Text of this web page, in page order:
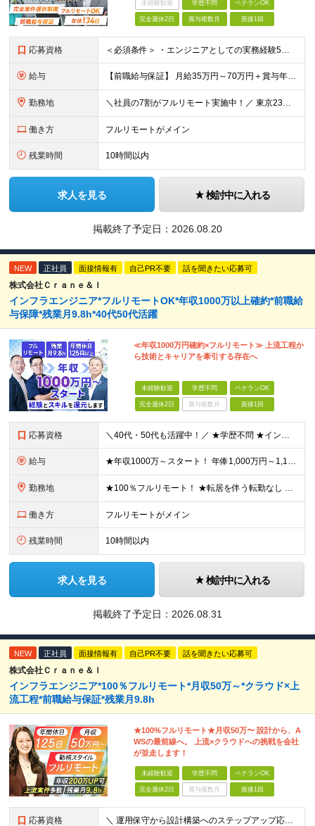
未経験歓迎 学歴不問 ベテランOK
完全週休2日 賞与複数月 面接1回
応募資格 ＜必須条件＞ ・エンジニアとしての実務経験5年以上 ＜尚可条件＞ ・PM、PL経験 ・後輩指導やチームリーダーなど、何らかのリード経験 ※リーダー未経験の方のご応募も大歓迎です！ポテンシャル採用を
給与 【前職給与保証】 月給35万円～70万円＋賞与年2回＋各種手当 ※前職の給与・スキル・経験を考慮の上、決定いたします。 ※月給には固定残業代（月30時間分／5万円～10万円）を含みます。超過分は別途
勤務地 ＼社員の7割がフルリモート実施中！／ 東京23区内など1都3県を中心としたプロジェクト先での勤務となります。 ※勤務地は希望を考慮します ≪本社≫ 東京都渋谷区恵比寿南1丁目3番7号 隅越ビル5階
働き方 フルリモートがメイン
残業時間 10時間以内
求人を見る 検討中に入れる
掲載終了予定日： 2026.08.20
NEW 正社員 面接情報有 自己PR不要 話を聞きたい応募可
株式会社Ｃｒａｎｅ＆Ｉ
インフラエンジニア*フルリモートOK*年収1000万以上確約*前職給
与保障*残業月9.8h*40代50代活躍
≪年収1000万円確約×フルリモート≫ 上流工程か
ら技術とキャリアを牽引する存在へ
未経験歓迎 学歴不問 ベテランOK
完全週休2日 賞与複数月 面接1回
応募資格 ＼40代・50代も活躍中！／ ★学歴不問 ★インフラエンジニアの経験を5年以上お持ちの方 ≪こんな方にピッタリです！≫ ◎自身の市場価値を正当に評価してほしい ◎今より年収をアップさせたい ◎多彩な
給与 ★年収1000万～スタート！ 年俸1,000万円～1,162万8,000円（12分割） ※経験・スキルを考慮の上決定します ※上記金額には固定残業代（月30h分・158,400円～184,000円
勤務地 ★100％フルリモート！ ★転居を伴う転勤なし 本社またはプロジェクト先にて勤務いただきます！ ※プロジェクト先は一都三県及び23区内がメイン 【本社】 東京都新宿区神楽坂1-2 研究社英語センタ
働き方 フルリモートがメイン
残業時間 10時間以内
求人を見る 検討中に入れる
掲載終了予定日： 2026.08.31
NEW 正社員 面接情報有 自己PR不要 話を聞きたい応募可
株式会社Ｃｒａｎｅ＆Ｉ
インフラエンジニア*100％フルリモート*月収50万～*クラウド×上
流工程*前職給与保証*残業月9.8h
★100%フルリモート★月収50万〜 設計から、A
WSの最前線へ。 上流×クラウドへの挑戦を会社
が並走します！
未経験歓迎 学歴不問 ベテランOK
完全週休2日 賞与複数月 面接1回
応募資格 ＼ 運用保守から設計構築へのステップアップ応援！ ／ ★学歴・分野不問（運用保守経験のみでも歓迎） ★「設計・構築に挑戦したい」「市場価値を高めたい」という意欲を重視！ ┗豊富な案件（SIer直下など